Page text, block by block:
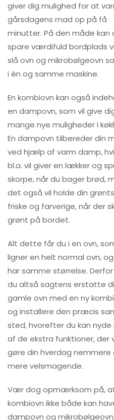
giver dig mulighed for at
gårsdagens mad op på få
minutter. På den måde kan
spare værdifuld bordplads
slå ovn og mikrobølgeovn
i én og samme maskine.
En kombiovn kan også
en dampovn, som vil give
mange nye muligheder i
En dampovn tilbereder din
ved hjælp af varm damp,
bl.a. vil giver en lækker og
skorpe, når du bager brød,
det også vil holde din
friske og farverige, når der
grønt på bordet.
Alt dette får du i en ovn,
ligner en helt normal ovn,
har samme størrelse. Derfor
du altså sagtens erstatte
gamle ovn med en ny
og installere den præcis
sted, hvorefter du kan
af de ekstra funktioner, der
gøre din hverdag nemmere
mere velsmagende.
Vær dog opmærksom på,
kombiovn ikke både kan
dampovn og